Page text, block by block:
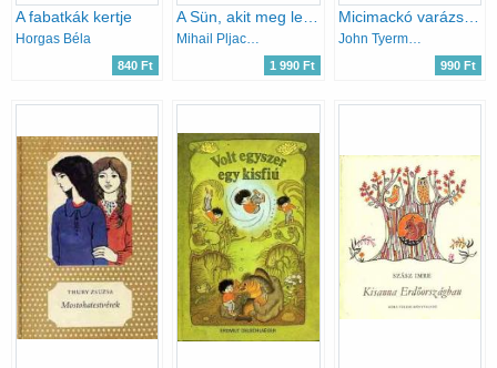
A fabatkák kertje
Horgas Béla
840 Ft 1 990 Ft
Micimackó varázskönyve
John Tyerman Williams
990 Ft